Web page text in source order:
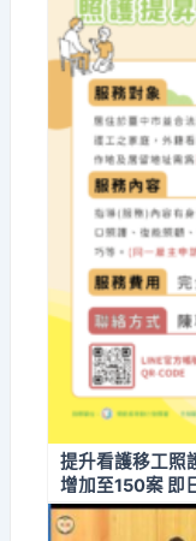
提升看護移工
增加至150案 即